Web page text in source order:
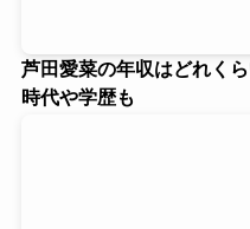
芦田愛菜の年収はどれく
時代や学歴も